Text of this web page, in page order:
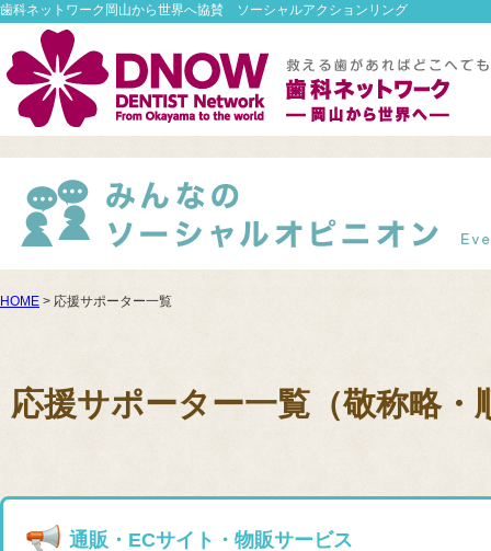
歯科ネットワーク岡山から世界へ協賛 ソーシャルアクションリング
HOME > 応援サポーター一覧
応援サポーター一覧（敬称略・
通販・ECサイト・物販サービス